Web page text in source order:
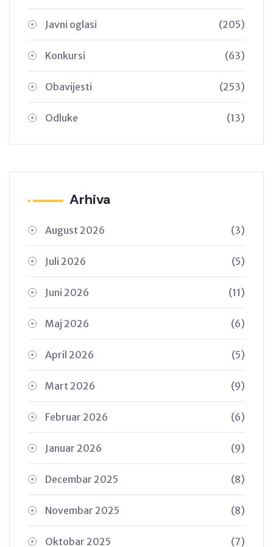
Javni oglasi (205)
Konkursi (63)
Obavijesti (253)
Odluke (13)
Arhiva
August 2026 (3)
Juli 2026 (5)
Juni 2026 (11)
Maj 2026 (6)
April 2026 (5)
Mart 2026 (9)
Februar 2026 (6)
Januar 2026 (9)
Decembar 2025 (8)
Novembar 2025 (8)
Oktobar 2025 (7)